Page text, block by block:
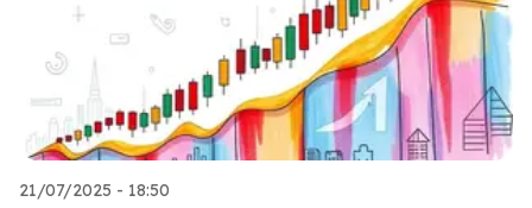
21/07/2025 - 18:50